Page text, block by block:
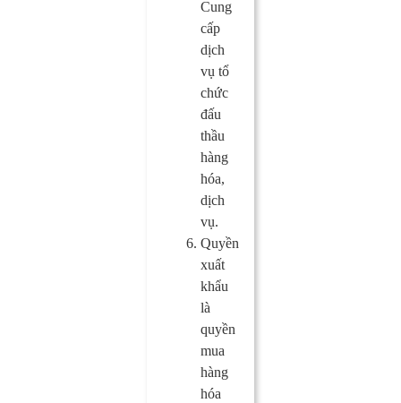
Cung
cấp
dịch
vụ tổ
chức
đấu
thầu
hàng
hóa,
dịch
vụ.
Quyền
xuất
khẩu
là
quyền
mua
hàng
hóa